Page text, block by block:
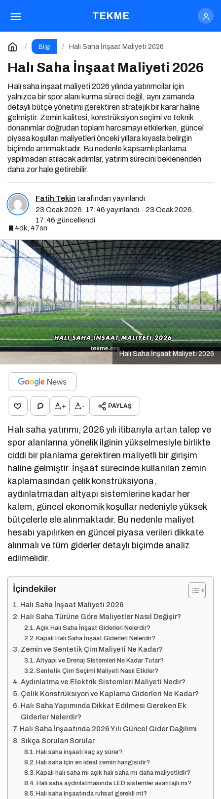
TEKME
Bilgi Halı Saha İnşaat Maliyeti 2026
Halı Saha İnşaat Maliyeti 2026
Halı saha inşaat maliyeti 2026 yılında yatırımcılar için
yalnızca bir spor alanı kurma süreci değil, aynı zamanda
detaylı bütçe yönetimi gerektiren stratejik bir karar haline
gelmiştir. Zemin kalitesi, konstrüksiyon seçimi ve teknik
donanımlar doğrudan toplam harcamayı etkilerken, güncel
piyasa koşulları maliyetleri önceki yıllara kıyasla belirgin
biçimde artırmaktadır. Bu nedenle kapsamlı planlama
yapılmadan atılacak adımlar, yatırım sürecini beklenenden
daha zor hale getirebilir.
Fatih Tekin tarafından yayınlandı
23 Ocak 2026, 17:46 yayınlandı
23 Ocak 2026,
17:46 güncellendi
4dk, 47sn
Halı Saha İnşaat Maliyeti 2026
+ - PAYLAŞ
Halı saha yatırımı, 2026 yılı itibarıyla artan talep ve
spor alanlarına yönelik ilginin yükselmesiyle birlikte
ciddi bir planlama gerektiren maliyetli bir girişim
haline gelmiştir. İnşaat sürecinde kullanılan zemin
kaplamasından çelik konstrüksiyona,
aydınlatmadan altyapı sistemlerine kadar her
kalem, güncel ekonomik koşullar nedeniyle yüksek
bütçelerle ele alınmaktadır. Bu nedenle maliyet
hesabı yapılırken en güncel piyasa verileri dikkate
alınmalı ve tüm giderler detaylı biçimde analiz
edilmelidir.
İçindekiler
Halı Saha İnşaat Maliyeti 2026
Halı Saha Türüne Göre Maliyetler Nasıl Değişir?
Açık Halı Saha İnşaat Giderleri Nelerdir?
Kapalı Halı Saha İnşaat Giderleri Nelerdir?
Zemin ve Sentetik Çim Maliyeti Ne Kadar?
Altyapı ve Drenaj Sistemleri Ne Kadar Tutar?
Sentetik Çim Seçimi Maliyeti Nasıl Etkiler?
Aydınlatma ve Elektrik Sistemleri Maliyeti Nedir?
Çelik Konstrüksiyon ve Kaplama Giderleri Ne Kadar?
Halı Saha Yapımında Dikkat Edilmesi Gereken Ek
Giderler Nelerdir?
Halı Saha İnşaatında 2026 Yılı Güncel Gider Dağılımı
Sıkça Sorulan Sorular
Halı saha inşaatı kaç ay sürer?
Halı saha için en ideal zemin hangisidir?
Kapalı halı saha mı açık halı saha mı daha maliyetlidir?
Halı saha aydınlatmasında LED sistemler avantajlı mı?
Halı saha inşaatında ruhsat gerekli mi?
Halı Saha İnşaat Maliyeti 2026
Yorum Yap